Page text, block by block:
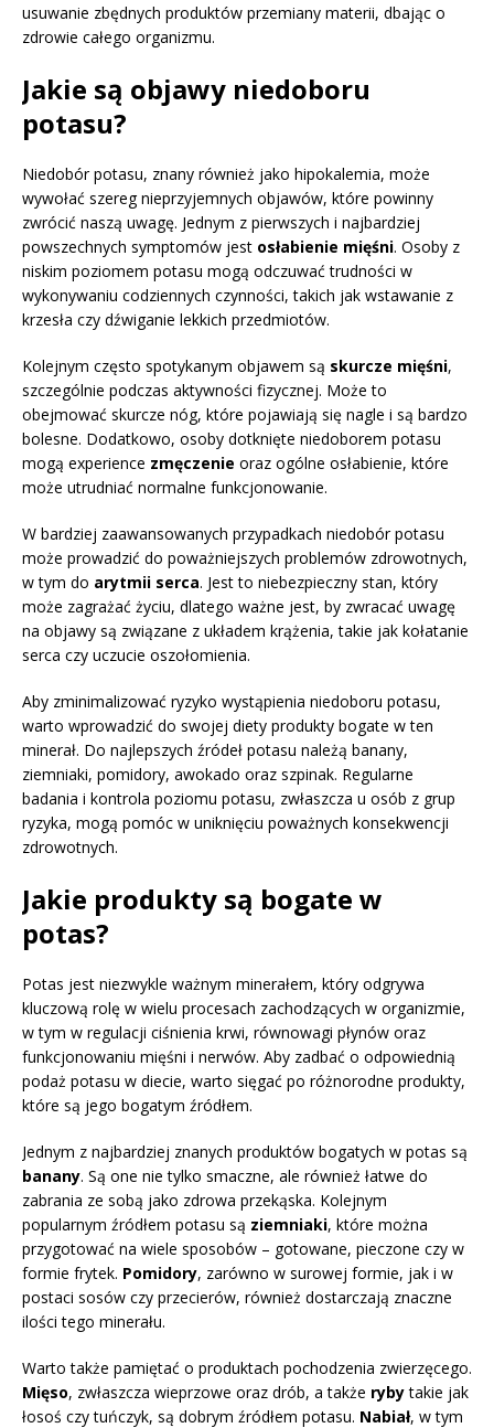
usuwanie zbędnych produktów przemiany materii, dbając o
zdrowie całego organizmu.
Jakie są objawy niedoboru
potasu?
Niedobór potasu, znany również jako hipokalemia, może
wywołać szereg nieprzyjemnych objawów, które powinny
zwrócić naszą uwagę. Jednym z pierwszych i najbardziej
powszechnych symptomów jest osłabienie mięśni. Osoby z
niskim poziomem potasu mogą odczuwać trudności w
wykonywaniu codziennych czynności, takich jak wstawanie z
krzesła czy dźwiganie lekkich przedmiotów.
Kolejnym często spotykanym objawem są skurcze mięśni,
szczególnie podczas aktywności fizycznej. Może to
obejmować skurcze nóg, które pojawiają się nagle i są bardzo
bolesne. Dodatkowo, osoby dotknięte niedoborem potasu
mogą experience zmęczenie oraz ogólne osłabienie, które
może utrudniać normalne funkcjonowanie.
W bardziej zaawansowanych przypadkach niedobór potasu
może prowadzić do poważniejszych problemów zdrowotnych,
w tym do arytmii serca. Jest to niebezpieczny stan, który
może zagrażać życiu, dlatego ważne jest, by zwracać uwagę
na objawy są związane z układem krążenia, takie jak kołatanie
serca czy uczucie oszołomienia.
Aby zminimalizować ryzyko wystąpienia niedoboru potasu,
warto wprowadzić do swojej diety produkty bogate w ten
minerał. Do najlepszych źródeł potasu należą banany,
ziemniaki, pomidory, awokado oraz szpinak. Regularne
badania i kontrola poziomu potasu, zwłaszcza u osób z grup
ryzyka, mogą pomóc w uniknięciu poważnych konsekwencji
zdrowotnych.
Jakie produkty są bogate w
potas?
Potas jest niezwykle ważnym minerałem, który odgrywa
kluczową rolę w wielu procesach zachodzących w organizmie,
w tym w regulacji ciśnienia krwi, równowagi płynów oraz
funkcjonowaniu mięśni i nerwów. Aby zadbać o odpowiednią
podaż potasu w diecie, warto sięgać po różnorodne produkty,
które są jego bogatym źródłem.
Jednym z najbardziej znanych produktów bogatych w potas są
banany. Są one nie tylko smaczne, ale również łatwe do
zabrania ze sobą jako zdrowa przekąska. Kolejnym
popularnym źródłem potasu są ziemniaki, które można
przygotować na wiele sposobów – gotowane, pieczone czy w
formie frytek. Pomidory, zarówno w surowej formie, jak i w
postaci sosów czy przecierów, również dostarczają znaczne
ilości tego minerału.
Warto także pamiętać o produktach pochodzenia zwierzęcego.
Mięso, zwłaszcza wieprzowe oraz drób, a także rybytakie jak
łosoś czy tuńczyk, są dobrym źródłem potasu. Nabiał, w tym